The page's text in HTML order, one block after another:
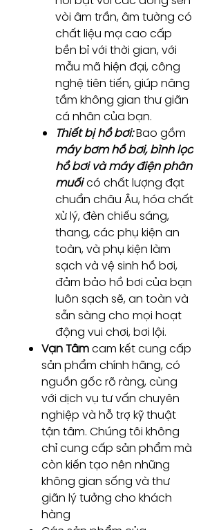
vòi âm trần, âm tường có
chất liệu mạ cao cấp
bền bỉ với thời gian, với
mẫu mã hiện đại, công
nghệ tiên tiến, giúp nâng
tầm không gian thư giãn
cá nhân của bạn.
Thiết bị hồ bơi:Bao gồm
máy bơm hồ bơi, bình lọc
hồ bơi và máy điện phân
muốicó chất lượng đạt
chuẩn châu Âu, hóa chất
xử lý, đèn chiếu sáng,
thang, các phụ kiện an
toàn, và phụ kiện làm
sạch và vệ sinh hồ bơi,
đảm bảo hồ bơi của bạn
luôn sạch sẽ, an toàn và
sẵn sàng cho mọi hoạt
động vui chơi, bơi lội.
Vạn Tâmcam kết cung cấp
sản phẩm chính hãng, có
nguồn gốc rõ ràng, cùng
với dịch vụ tư vấn chuyên
nghiệp và hỗ trợ kỹ thuật
tận tâm. Chúng tôi không
chỉ cung cấp sản phẩm mà
còn kiến tạo nên những
không gian sống và thư
giãn lý tưởng cho khách
hàng